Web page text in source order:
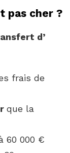
pas cher ?
d’
frais de
que la
60 000 €